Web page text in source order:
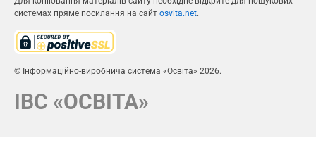
системах пряме посилання на сайт osvita.net.
© Інформаційно-виробнича система «Освіта» 2026.
ІВС «ОСВІТА»